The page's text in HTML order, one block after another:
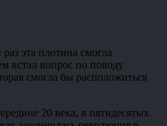
эта плотина смогла
встал вопрос по поводу
смогла бы расположиться
20 века, в пятидесятых